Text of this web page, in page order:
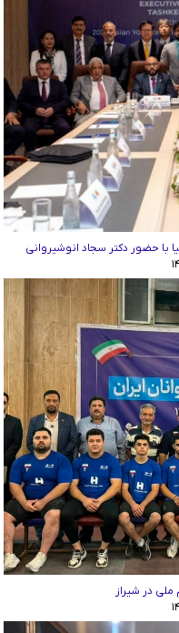
با حضور دکتر سجاد انوشیروانی
در شیراز